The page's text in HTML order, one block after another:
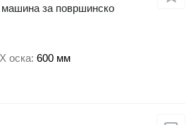
за површинско
оска 600 мм